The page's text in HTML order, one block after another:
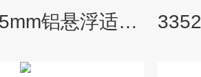
342417Φ25mm铝悬浮适配器342414,344323,344326